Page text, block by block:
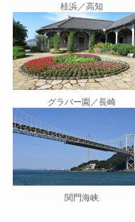
桂浜／高知
グラバー園／長崎
関門海峡